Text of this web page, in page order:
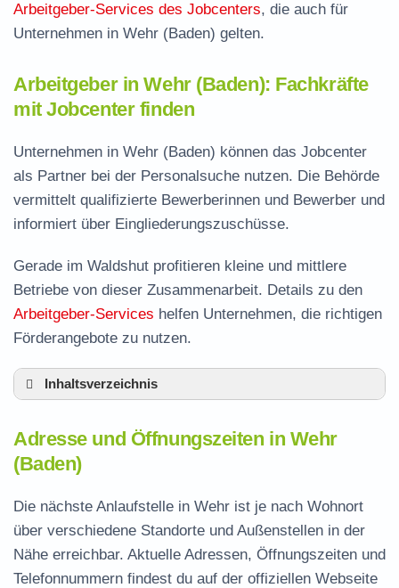
Arbeitgeber-Services des Jobcenters, die auch für
Unternehmen in Wehr (Baden) gelten.
Arbeitgeber in Wehr (Baden): Fachkräfte
mit Jobcenter finden
Unternehmen in Wehr (Baden) können das Jobcenter
als Partner bei der Personalsuche nutzen. Die Behörde
vermittelt qualifizierte Bewerberinnen und Bewerber und
informiert über Eingliederungszuschüsse.
Gerade im Waldshut profitieren kleine und mittlere
Betriebe von dieser Zusammenarbeit. Details zu den
Arbeitgeber-Services helfen Unternehmen, die richtigen
Förderangebote zu nutzen.
Inhaltsverzeichnis
Leistungen der Arbeitsvermittlung in Wehr
Termin vereinbaren und Bürgergeld beantragen
Jobcenter Waldshut – zuständige Stelle
Stellenangebote und Jobbörse in Wehr
Häufige Fragen rund ums Jobcenter
Adresse und Öffnungszeiten in Wehr
(Baden)
Die nächste Anlaufstelle in Wehr ist je nach Wohnort
über verschiedene Standorte und Außenstellen in der
Nähe erreichbar. Aktuelle Adressen, Öffnungszeiten und
Telefonnummern findest du auf der offiziellen Webseite